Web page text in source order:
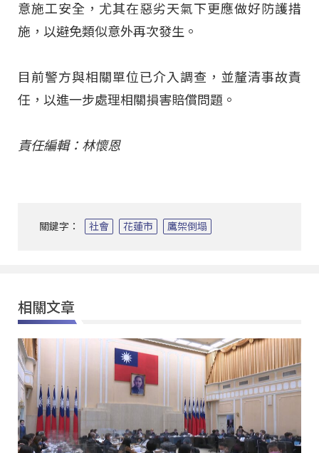
意施工安全，尤其在惡劣天氣下更應做好防護措
施，以避免類似意外再次發生。
目前警方與相關單位已介入調查，並釐清事故責
任，以進一步處理相關損害賠償問題。
責任編輯：林懷恩
關鍵字： 社會 花蓮市 鷹架倒塌
相關文章